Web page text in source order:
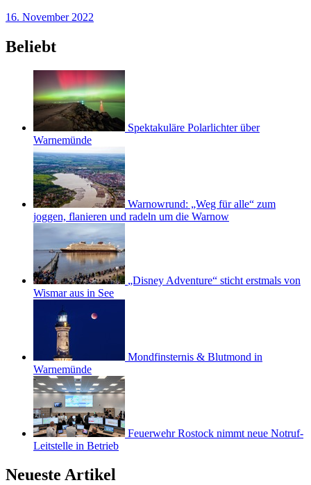
16. November 2022
Beliebt
Spektakuläre Polarlichter über
Warnemünde
Warnowrund: „Weg für alle“ zum
joggen, flanieren und radeln um die Warnow
„Disney Adventure“ sticht erstmals von
Wismar aus in See
Mondfinsternis & Blutmond in
Warnemünde
Feuerwehr Rostock nimmt neue Notruf-
Leitstelle in Betrieb
Neueste Artikel